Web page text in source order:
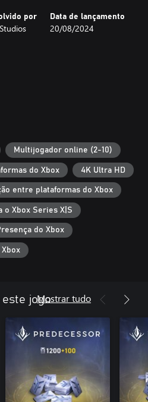
experiente ou um novato em
ferramentas para você ter
Heróis que permitam que
de jogo favorito, como um
com espada e escudo!
exibir? Lidere sua equipe pela
moderna de MOBA,
exclusivos com gráficos
de tirar o fôlego. E o melhor de
para você jogar! Entre em
de 2.000.000 jogadores adoram
por Data de lançamento
20/08/2024
Multijogador online (2-10)
do Xbox 4K Ultra HD
entre plataformas do Xbox
o Xbox Series X|S
do Xbox
jogo
Mostrar tudo